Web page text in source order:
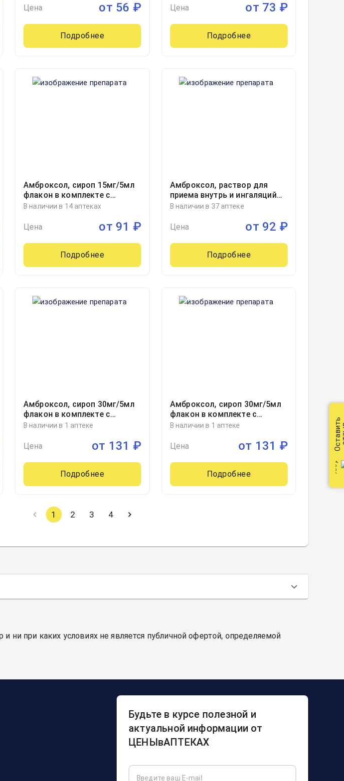
Цена от 56 ₽
Подробнее
Цена от 73 ₽
Подробнее
Амброксол, сироп 15мг/5мл
флакон в комплекте с
мерной ложкой
В наличии в 14 аптеках
Цена от 91 ₽
Подробнее
Амброксол, раствор для
приема внутрь и ингаляций
7.5мг/мл флакон в комплекте
40миллилитр, 1
В наличии в 37 аптеке
Цена от 92 ₽
Подробнее
Амброксол, сироп 30мг/5мл
флакон в комплекте с
мерной ложкой
В наличии в 1 аптеке
Цена от 131 ₽
Подробнее
Амброксол, сироп 30мг/5мл
флакон в комплекте с
мерной ложкой
Россия
В наличии в 1 аптеке
Цена от 131 ₽
Подробнее
1 2 3 4
ни при каких условиях не является публичной офертой, определяемой
Будьте в курсе полезной и
актуальной информации от
ЦЕНЫвАПТЕКАХ
Оставить